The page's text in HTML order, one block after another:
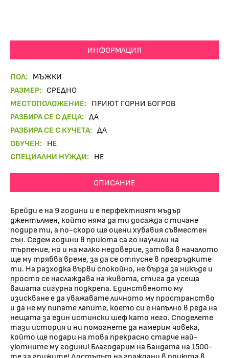
ИНФОРМАЦИЯ
ПОЛ: МЪЖКИ
РАЗМЕР: СРЕДНО
МЕСТОПОЛОЖЕНИЕ: ПРИЮТ ГОРНИ БОГРОВ
РАЗБИРА СЕ С ДЕЦА: ДА
РАЗБИРА СЕ С КУЧЕТА: ДА
ОБУЧЕН: НЕ
СПЕЦИАЛНИ НУЖДИ: НЕ
ОПИСАНИЕ
Брейди е на 9 години и е перфектният мъдър
джентълмен, който няма да ти досажда с тичане
подире ти, а по-скоро ще оцени хубавия съвместен
сън. Седем години в приюта са го научили на
търпение, но и на малко недоверие, затова в началото
ще му трябва време, за да се отпусне в прегръдките
ти. На разходка върви спокойно, не бърза за никъде и
просто се наслаждава на живота, стига да усеща
вашата сигурна подкрепа. Единственото му
изискване е да уважавате личното му пространство
и да не му пипате лапите, което си е напълно в реда на
нещата за един истински шеф като него. Споделете
тази история и ни помогнете да намерим човека,
който ще подари на това прекрасно старче най-
уютните му години! Благодарим на Бандата на 1500-
те за грижите! Достъпът на граждани в приюта в